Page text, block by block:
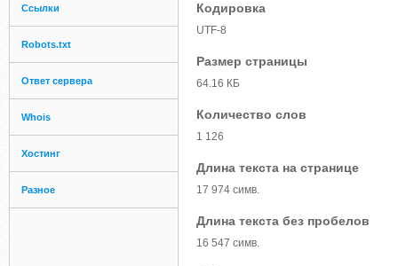
Ссылки
Robots.txt
Ответ сервера
Whois
Хостинг
Разное
Кодировка
UTF-8
Размер страницы
64.16 КБ
Количество слов
1 126
Длина текста на странице
17 974 симв.
Длина текста без пробелов
16 547 симв.